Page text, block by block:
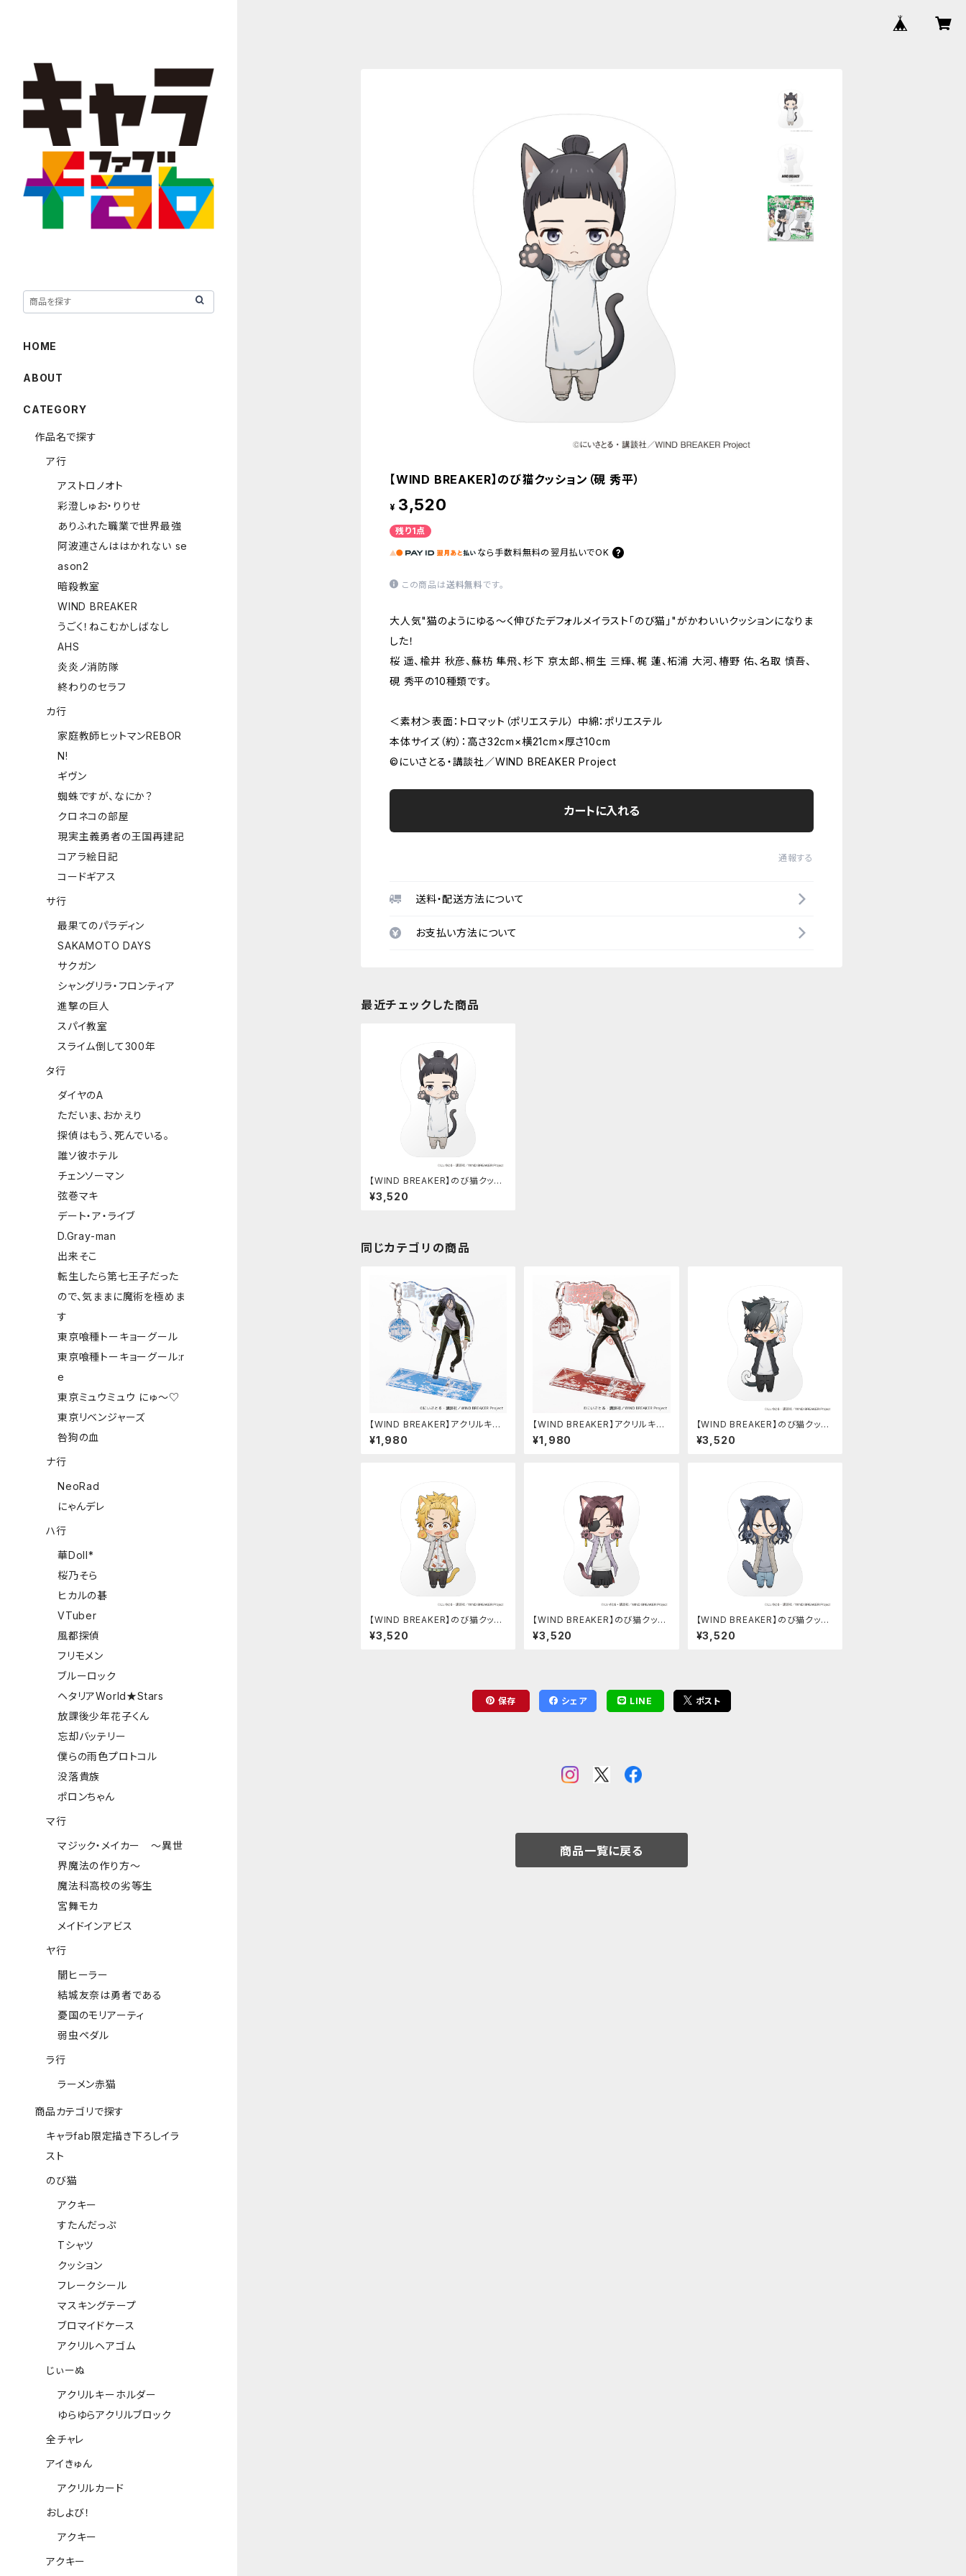
【WIND BREAKER】のび猫クッション（硯 秀平）
¥ 3,520
残り1点
なら 手数料無料の 翌月払いでOK
この商品は送料無料です。
大人気"猫のようにゆる〜く伸びたデフォルメイラスト「のび猫」"がかわいいクッションになりま
した！
桜 遥、楡井 秋彦、蘇枋 隼飛、杉下 京太郎、桐生 三輝、梶 蓮、柘浦 大河、椿野 佑、名取 慎吾、
硯 秀平の10種類です。
＜素材＞表面：トロマット（ポリエステル） 中綿：ポリエステル
本体サイズ（約）：高さ32cm×横21cm×厚さ10cm
©にいさとる・講談社／WIND BREAKER Project
カートに入れる
通報する
送料・配送方法について
お支払い方法について
最近チェックした商品
【WIND BREAKER】のび猫クッシ
ョン（硯 秀平）
¥3,520
同じカテゴリの商品
【WIND BREAKER】アクリルキー
ハンガー（杉下 京太郎）
¥1,980
【WIND BREAKER】アクリルキー
ハンガー（柊 登馬）
¥1,980
【WIND BREAKER】のび猫クッシ
ョン（桜 遥）
¥3,520
【WIND BREAKER】のび猫クッシ
ョン（楡井 秋彦）
¥3,520
【WIND BREAKER】のび猫クッシ
ョン（蘇枋 隼飛）
¥3,520
【WIND BREAKER】のび猫クッシ
ョン（杉下 京太郎）
¥3,520
保存 シェア LINE ポスト
商品一覧に戻る
HOME
ABOUT
CATEGORY
作品名で探す
ア行
アストロノオト
彩澄しゅお・りりせ
ありふれた職業で世界最強
阿波連さんははかれない se
ason2
暗殺教室
WIND BREAKER
うごく！ねこむかしばなし
AHS
炎炎ノ消防隊
終わりのセラフ
カ行
家庭教師ヒットマンREBOR
N!
ギヴン
蜘蛛ですが、なにか？
クロネコの部屋
現実主義勇者の王国再建記
コアラ絵日記
コードギアス
サ行
最果てのパラディン
SAKAMOTO DAYS
サクガン
シャングリラ・フロンティア
進撃の巨人
スパイ教室
スライム倒して300年
タ行
ダイヤのA
ただいま、おかえり
探偵はもう、死んでいる。
誰ソ彼ホテル
チェンソーマン
弦巻マキ
デート・ア・ライブ
D.Gray-man
出来そこ
転生したら第七王子だった
ので、気ままに魔術を極めま
す
東京喰種トーキョーグール
東京喰種トーキョーグール:r
e
東京ミュウミュウ にゅ～♡
東京リベンジャーズ
咎狗の血
ナ行
NeoRad
にゃんデレ
ハ行
華Doll*
桜乃そら
ヒカルの碁
VTuber
風都探偵
フリモメン
ブルーロック
ヘタリアWorld★Stars
放課後少年花子くん
忘却バッテリー
僕らの雨色プロトコル
没落貴族
ポロンちゃん
マ行
マジック・メイカー ～異世
界魔法の作り方～
魔法科高校の劣等生
宮舞モカ
メイドインアビス
ヤ行
闇ヒーラー
結城友奈は勇者である
憂国のモリアーティ
弱虫ペダル
ラ行
ラーメン赤猫
商品カテゴリで探す
キャラfab限定描き下ろしイラ
スト
のび猫
アクキー
すたんだっぷ
Tシャツ
クッション
フレークシール
マスキングテープ
ブロマイドケース
アクリルヘアゴム
じぃーぬ
アクリルキーホルダー
ゆらゆらアクリルブロック
全チャレ
アイきゅん
アクリルカード
おしよび！
アクキー
アクキー